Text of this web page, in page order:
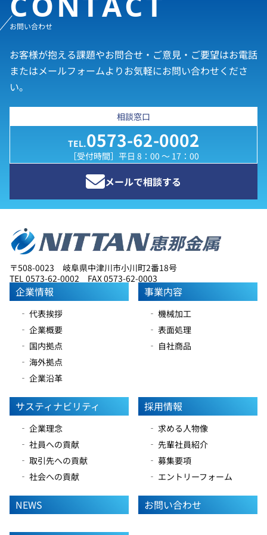
お問い合わせ
お客様が抱える課題やお問合せ・ご意見・ご要望はお電話
またはメールフォームよりお気軽にお問い合わせくださ
い。
相談窓口
TEL.0573-62-0002
［受付時間］平日 8：00 ～ 17：00
メールで相談する
〒508-0023 岐阜県中津川市小川町2番18号
TEL 0573-62-0002 FAX 0573-62-0003
企業情報
‐ 代表挨拶
‐ 企業概要
‐ 国内拠点
‐ 海外拠点
‐ 企業沿革
事業内容
‐ 機械加工
‐ 表面処理
‐ 自社商品
サスティナビリティ
‐ 企業理念
‐ 社員への貢献
‐ 取引先への貢献
‐ 社会への貢献
採用情報
‐ 求める人物像
‐ 先輩社員紹介
‐ 募集要項
‐ エントリーフォーム
NEWS お問い合わせ